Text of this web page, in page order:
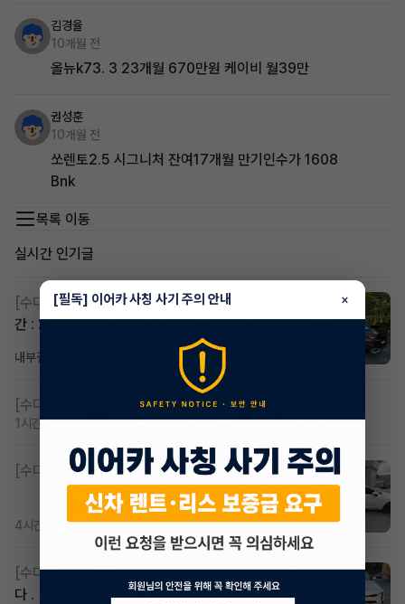
김경율
10개월 전
올뉴k73. 3 23개월 670만원 케이비 월39만
권성훈
10개월 전
쏘렌토2.5 시그니처 잔여17개월 만기인수가 1608
Bnk
목록 이동
실시간 인기글
[수다방] 스포티지하이브리드 승계합니다(잔여렌트기
간 : 26개월)
내부결재
[수다방] 저신용 무심사 or 신차 렌트 찾으시는분!!
1시간 전조회 456댓글 3
[수다방] K8 하이브리드 (풀옵션) 758,780원
4시간 전 조회 411댓글 3
[수다방] k8 하브 203하 2159 제2운전자 사기입니
다 .
[필독] 이어카 사칭 사기 주의 안내 ×